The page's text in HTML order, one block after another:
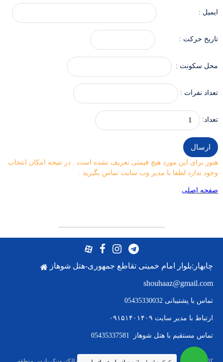
ایمیل :
تاریخ حرکت :
محل سکونت :
تعداد نفرات :
تعداد:
هنوز برای این مورد هیچ قیمتی تعریف نشده است . در نتیجه امکان انتخاب
وجود ندارد لطفا با مدیر وب سایت تماس بگیرید .
صفحه اصلی
چابهار:بلوار امام خمینی تقاطع جمهوری-هتل شوهاز
shouhaaz@gmail.com
تماس با پشتیبانی 05435330032
ارتباط با مدیر سایت ۰۹۱۵۱۴۰۱۴۰۹
تماس مستقیم با هتل شوهاز 05435337581